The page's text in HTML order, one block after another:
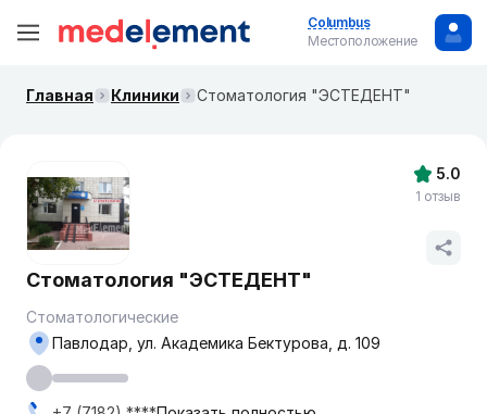
Columbus
Местоположение
Главная Клиники Стоматология "ЭСТЕДЕНТ"
Стоматология "ЭСТЕДЕНТ"
Стоматологические
Павлодар, ул. Академика Бектурова, д. 109
5.0
1 отзыв